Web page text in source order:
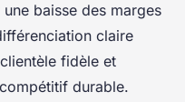
baisse des marges
claire
fidèle et
durable.